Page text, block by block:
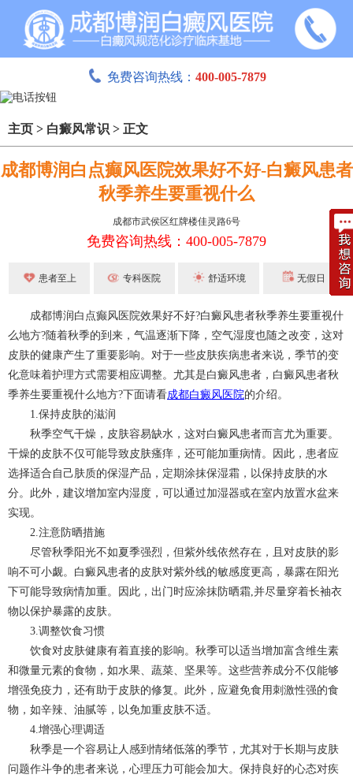
免费咨询热线： 400-005-7879
主页 > 白癜风常识 > 正文
成都博润白点癫风医院效果好不好-白癜风患者
秋季养生要重视什么
成都市武侯区红牌楼佳灵路6号
免费咨询热线：400-005-7879
患者至上 专科医院 舒适环境 无假日
成都博润白点癫风医院效果好不好?白癜风患者秋季养生要重视什
么地方?随着秋季的到来，气温逐渐下降，空气湿度也随之改变，这对
皮肤的健康产生了重要影响。对于一些皮肤疾病患者来说，季节的变
化意味着护理方式需要相应调整。尤其是白癜风患者，白癜风患者秋
季养生要重视什么地方?下面请看成都白癜风医院的介绍。
1.保持皮肤的滋润
秋季空气干燥，皮肤容易缺水，这对白癜风患者而言尤为重要。
干燥的皮肤不仅可能导致皮肤瘙痒，还可能加重病情。因此，患者应
选择适合自己肤质的保湿产品，定期涂抹保湿霜，以保持皮肤的水
分。此外，建议增加室内湿度，可以通过加湿器或在室内放置水盆来
实现。
2.注意防晒措施
尽管秋季阳光不如夏季强烈，但紫外线依然存在，且对皮肤的影
响不可小觑。白癜风患者的皮肤对紫外线的敏感度更高，暴露在阳光
下可能导致病情加重。因此，出门时应涂抹防晒霜,并尽量穿着长袖衣
物以保护暴露的皮肤。
3.调整饮食习惯
饮食对皮肤健康有着直接的影响。秋季可以适当增加富含维生素
和微量元素的食物，如水果、蔬菜、坚果等。这些营养成分不仅能够
增强免疫力，还有助于皮肤的修复。此外，应避免食用刺激性强的食
物，如辛辣、油腻等，以免加重皮肤不适。
4.增强心理调适
秋季是一个容易让人感到情绪低落的季节，尤其对于长期与皮肤
问题作斗争的患者来说，心理压力可能会加大。保持良好的心态对疾